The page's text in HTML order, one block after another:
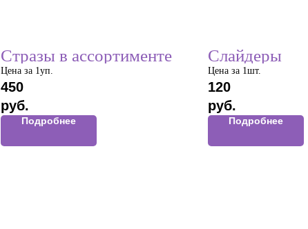
Стразы в ассортименте
Цена за 1уп.
450
руб.
Подробнее
Слайдеры
Цена за 1шт.
120
руб.
Подробнее